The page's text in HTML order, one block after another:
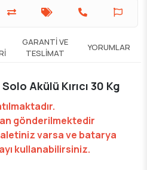
GARANTI VE
TESLIMAT
YORUMLAR
Akülü Kırıcı 30 Kg
gönderilmektedir
varsa ve batarya
kullanabilirsiniz.